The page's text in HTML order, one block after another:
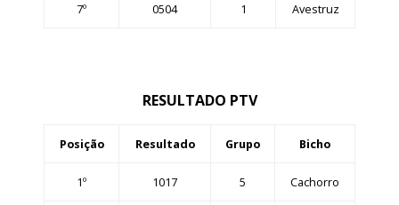
7º 0504 1 Avestruz
RESULTADO PTV
Posição Resultado Grupo Bicho
1º 1017 5 Cachorro